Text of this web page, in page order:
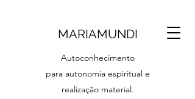
MARIAMUNDI
Autoconhecimento
para autonomia espiritual e
realização material.